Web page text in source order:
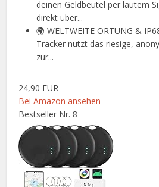
deinen Geldbeutel per lautem
direkt über...
🌍 WELTWEITE ORTUNG &
Tracker nutzt das riesige,
zur...
24,90 EUR
Bei Amazon ansehen
Bestseller Nr. 8